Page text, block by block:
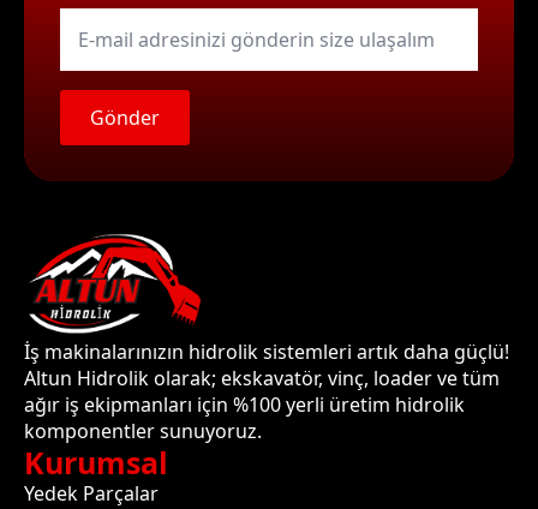
E-
mail
Gönder
İş makinalarınızın hidrolik sistemleri artık daha güçlü!
Altun Hidrolik olarak; ekskavatör, vinç, loader ve tüm
ağır iş ekipmanları için %100 yerli üretim hidrolik
komponentler sunuyoruz.
Kurumsal
Yedek Parçalar